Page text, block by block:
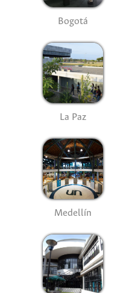
Bogotá
La Paz
Medellín